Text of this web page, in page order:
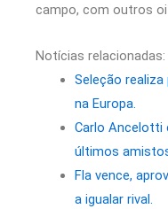
campo, com outros
Notícias relacionadas:
Seleção
na Europa.
Carlo Ancelotti
últimos
Fla vence,
a igualar rival.